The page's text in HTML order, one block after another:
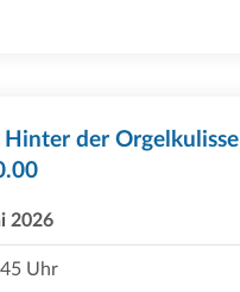
Hinter der Orgelkulisse
2026
Uhr